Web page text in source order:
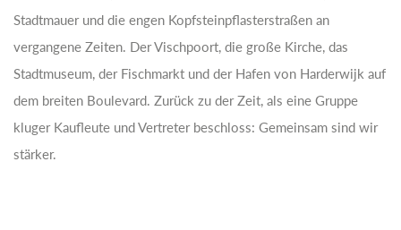
Stadtmauer und die engen Kopfsteinpflasterstraßen an
vergangene Zeiten. Der Vischpoort, die große Kirche, das
Stadtmuseum, der Fischmarkt und der Hafen von Harderwijk auf
dem breiten Boulevard. Zurück zu der Zeit, als eine Gruppe
kluger Kaufleute und Vertreter beschloss: Gemeinsam sind wir
stärker.